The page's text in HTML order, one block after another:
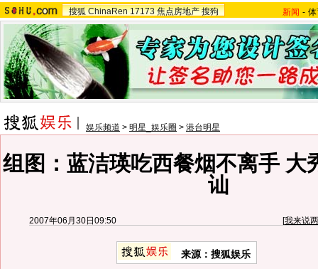
搜狐 ChinaRen 17173 焦点房地产 搜狗 新闻 -
娱乐频道 > 明星_娱乐圈 > 港台明星
组图：蓝洁瑛吃西餐烟不离手 大
讪
2007年06月30日09:50 [我来说
来源：搜狐娱乐